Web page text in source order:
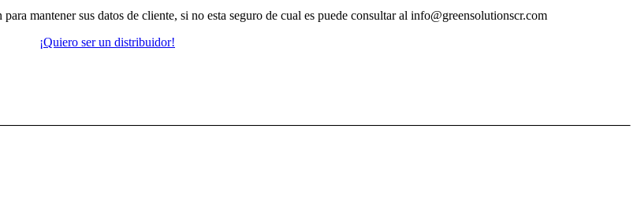
mantener sus datos de cliente, si no esta seguro de cual es puede consultar al info@greensolutionscr.com
¡Quiero ser un distribuidor!